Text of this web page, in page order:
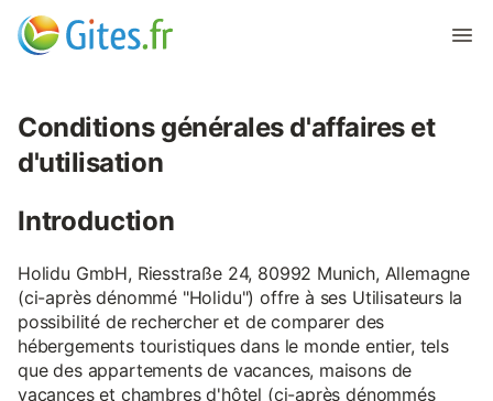
Conditions générales d'affaires et
d'utilisation
Introduction
Holidu GmbH, Riesstraße 24, 80992 Munich, Allemagne
(ci-après dénommé "Holidu") offre à ses Utilisateurs la
possibilité de rechercher et de comparer des
hébergements touristiques dans le monde entier, tels
que des appartements de vacances, maisons de
vacances et chambres d'hôtel (ci-après dénommés